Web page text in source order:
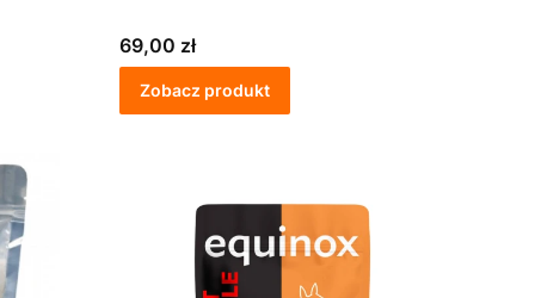
Cena
69,00 zł
Zobacz produkt